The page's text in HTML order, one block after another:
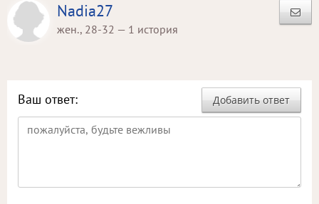
Nadia27
жен., 28-32 — 1 история
Добавить ответ
Ваш ответ: